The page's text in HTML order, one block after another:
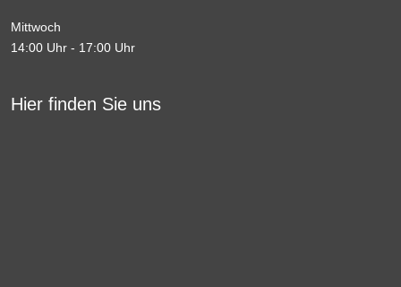
Mittwoch
14:00 Uhr - 17:00 Uhr
Hier finden Sie uns